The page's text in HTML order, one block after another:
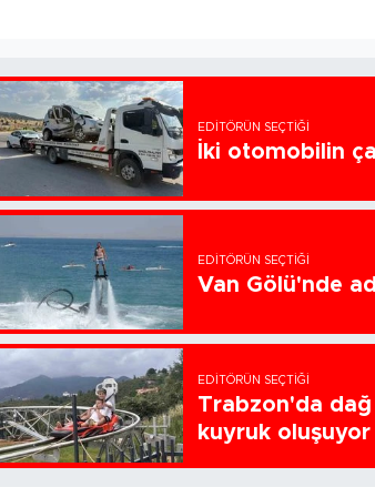
EDITÖRÜN SEÇTIĞI
İki otomobilin
EDITÖRÜN SEÇTIĞI
Van Gölü'nde
EDITÖRÜN SEÇTIĞI
Trabzon'da dağ
kuyruk oluşuyor